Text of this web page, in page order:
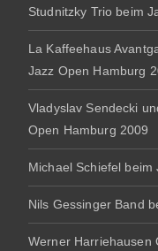
Studnitzky Trio beim
La Kaffeehaus
Jazz Open Hamburg
Vladyslav Sendecki
Open Hamburg 2009
Michael Schiefel
Nils Gessinger Band
Werner Harriehausen